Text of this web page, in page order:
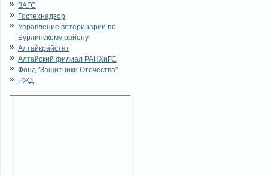
ЗАГС
Гостехнадзор
Управление ветеринарии по
Бурлинскому району
Алтайкрайстат
Алтайский филиал РАНХиГС
Фонд "Защитники Отечества"
РЖД